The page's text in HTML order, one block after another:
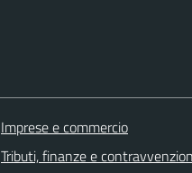
Imprese e commercio
Tributi, finanze e